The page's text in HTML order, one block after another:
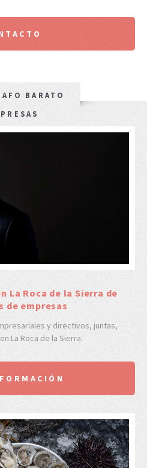
BARATO
La Roca de la Sierra de
de empresas
y directivos, juntas,
La Roca de la Sierra.